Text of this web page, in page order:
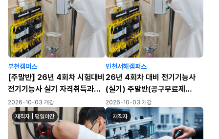
부천캠퍼스
[주말반] 26년 4회차 시험대비
전기기능사 실기 자격취득과정
[공구무료제공]
2026-10-03 개강
인천서해캠퍼스
26년 4회차 대비 전기기능사
(실기) 주말반(공구무료제
공)_7회차
2026-10-03 개강
재직자 | 평일야간 재직자